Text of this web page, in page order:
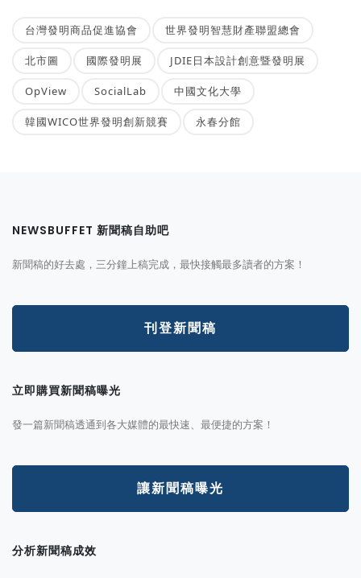
台灣發明商品促進協會 世界發明智慧財產聯盟總會
北市圖 國際發明展 JDIE日本設計創意暨發明展
OpView SocialLab 中國文化大學
韓國WICO世界發明創新競賽 永春分館
NEWSBUFFET 新聞稿自助吧
新聞稿的好去處，三分鐘上稿完成，最快接觸最多讀者的方案！
刊登新聞稿
立即購買新聞稿曝光
發一篇新聞稿透通到各大媒體的最快速、最便捷的方案！
讓新聞稿曝光
分析新聞稿成效